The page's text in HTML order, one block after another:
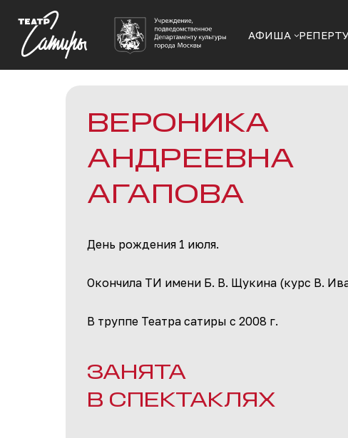
АФИША
ВЕРОНИКА
АНДРЕЕВНА
АГАПОВА​
День рождения 1 июля.
Окончила ТИ имени Б. В. Щукина (курс В.
В труппе Театра сатиры с 2008 г.
ЗАНЯТА
В СПЕКТАКЛЯХ